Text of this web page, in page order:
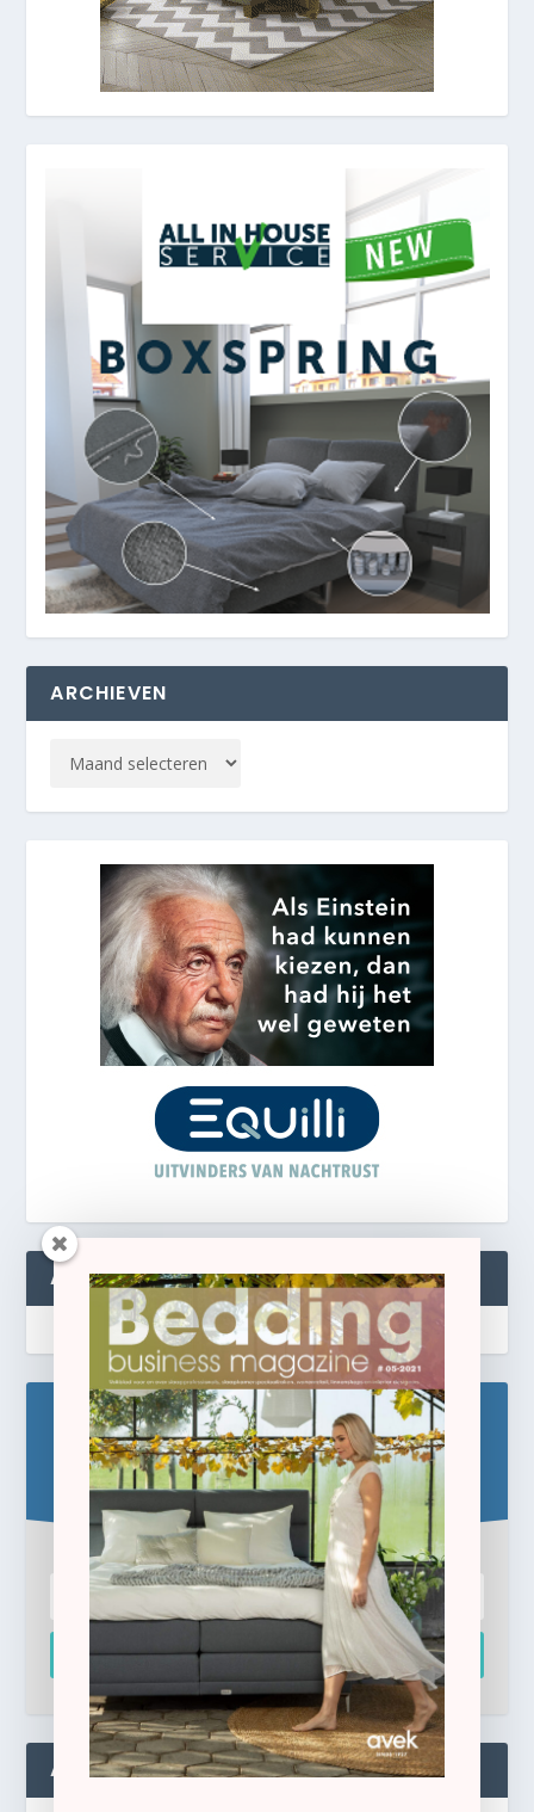
ARCHIEVEN
ABONNEREN
Blijf op de hoogte!
Schrijf u hier in voor de gratis e-newsletter.
Inschrijven
ADMIN